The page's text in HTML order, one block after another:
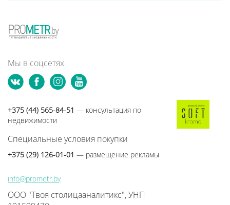
Мы в соцсетях
+375 (44) 565-84-51 — консультация по
недвижимости
Специальные условия покупки
+375 (29) 126-01-01 — размещение рекламы
info@prometr.by
ООО "Твоя столицааналитикс", УНП